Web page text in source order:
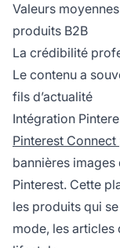
Valeurs
produits B2B
La crédibilité
Le contenu a
fils d’actualité
Intégration
Pinterest
bannières
Pinterest. Cette
les produits qui
mode, les articles